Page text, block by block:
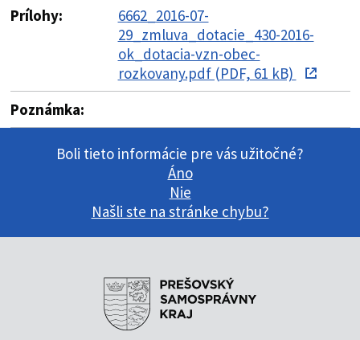
Prílohy:
6662_2016-07-
29_zmluva_dotacie_430-2016-
ok_dotacia-vzn-obec-
rozkovany.pdf (PDF, 61 kB)
Poznámka:
Boli tieto informácie pre vás užitočné?
Áno
Nie
Našli ste na stránke chybu?